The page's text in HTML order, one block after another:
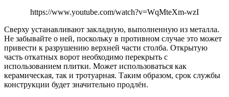
https://www.youtube.com/watch?v=WqMteXm-wzI
Сверху устанавливают закладную, выполненную из металла.
Не забывайте о ней, поскольку в противном случае это может
привести к разрушению верхней части столба. Открытую
часть откатных ворот необходимо перекрыть с
использованием плитки. Может использоваться как
керамическая, так и тротуарная. Таким образом, срок службы
конструкции будет значительно продлён.